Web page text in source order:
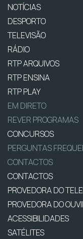
NOTÍCIAS
DESPORTO
TELEVISÃO
RÁDIO
RTP ARQUIVOS
RTP ENSINA
RTP PLAY
EM DIRETO
REVER PROGRAMAS
CONCURSOS
PERGUNTAS
CONTACTOS
CONTACTOS
PROVEDORA DO
PROVEDORA DO
ACESSIBILIDADES
SATÉLITES